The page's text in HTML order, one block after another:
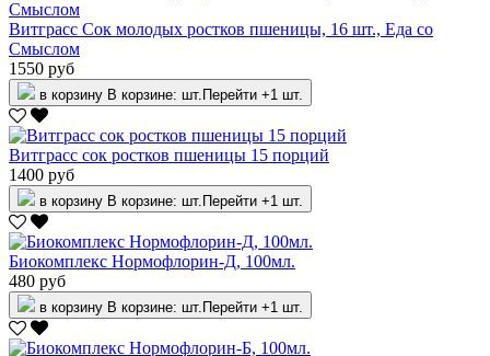
Витграсс Сок молодых ростков пшеницы, 16 шт., Еда со
Смыслом
1550 руб
в корзину В корзине: шт. Перейти +1 шт.
Витграсс сок ростков пшеницы 15 порций
1400 руб
в корзину В корзине: шт. Перейти +1 шт.
Биокомплекс Нормофлорин-Д, 100мл.
480 руб
в корзину В корзине: шт. Перейти +1 шт.